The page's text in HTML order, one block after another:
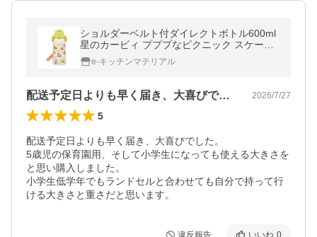
ショルダーベルト付ダイレクトボトル600ml
星のカービィ プププなピクニック スケータ
ー Skater [4973307699023] STCH6 超PayP
ay祭e-キッチンマテリアル
配送予定日よりも早く届き、大喜びでした… 2026/7/27
5
配送予定日よりも早く届き、大喜びでした。
5歳児の保育園用、そして小学生になっても使える大きさを
と思い購入しました。
小学生低学年でもランドセルと合わせても自分で持って行
ける大きさと重さだと思います。
違反報告 いいね 0